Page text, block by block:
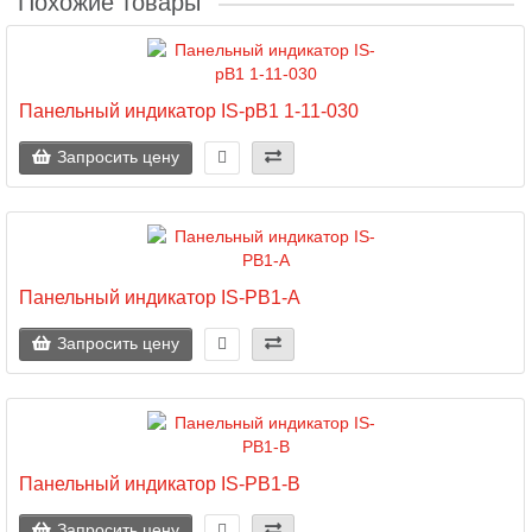
Панельный индикатор IS-pB1 1-11-030
Запросить цену
Панельный индикатор IS-PB1-A
Запросить цену
Панельный индикатор IS-PB1-B